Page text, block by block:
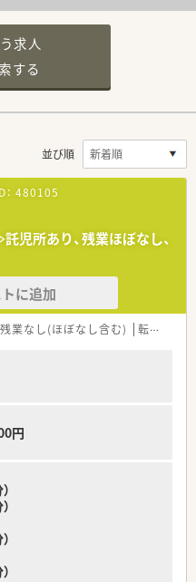
求人
する
並び順
480105
児所あり、残業ほぼなし、
に追加
残業なし(ほぼなし含む) 転勤なし
円